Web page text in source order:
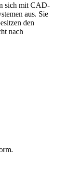
sich mit CAD-
aus. Sie
den
nach